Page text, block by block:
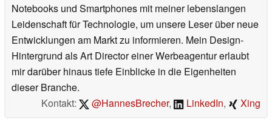
Notebooks und Smartphones mit meiner lebenslangen
Leidenschaft für Technologie, um unsere Leser über neue
Entwicklungen am Markt zu informieren. Mein Design-
Hintergrund als Art Director einer Werbeagentur erlaubt
mir darüber hinaus tiefe Einblicke in die Eigenheiten
dieser Branche.
Kontakt:
@HannesBrecher, LinkedIn, Xing